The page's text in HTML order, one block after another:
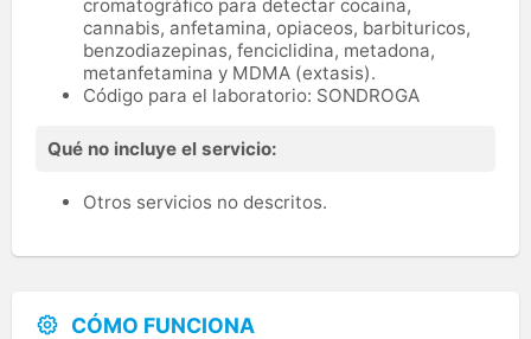
cromatográfico para detectar cocaina,
cannabis, anfetamina, opiaceos, barbituricos,
benzodiazepinas, fenciclidina, metadona,
metanfetamina y MDMA (extasis).
Código para el laboratorio: SONDROGA
Qué no incluye el servicio:
Otros servicios no descritos.
CÓMO FUNCIONA